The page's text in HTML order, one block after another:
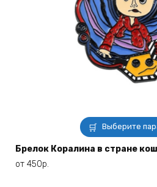
ВыберитеЭтот
Брелок Коралина в стране
от 450р.